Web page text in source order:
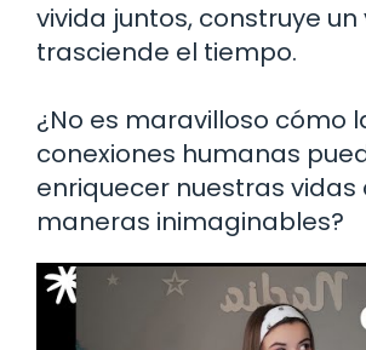
vivida juntos, construye
trasciende el tiempo.
¿No es maravilloso cómo
conexiones humanas
enriquecer nuestras vidas
maneras inimaginables?